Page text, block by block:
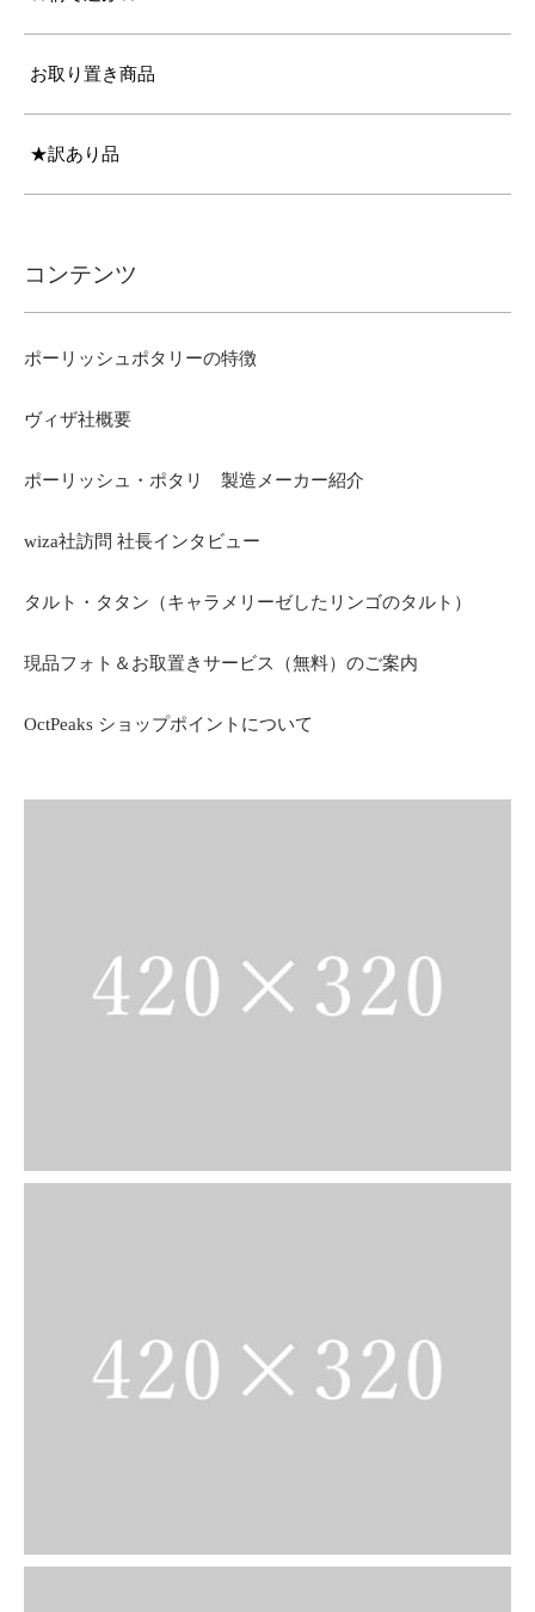
お取り置き商品
★訳あり品
コンテンツ
ポーリッシュポタリーの特徴
ヴィザ社概要
ポーリッシュ・ポタリ 製造メーカー紹介
wiza社訪問 社長インタビュー
タルト・タタン（キャラメリーゼしたリンゴのタルト）
現品フォト＆お取置きサービス（無料）のご案内
OctPeaks ショップポイントについて